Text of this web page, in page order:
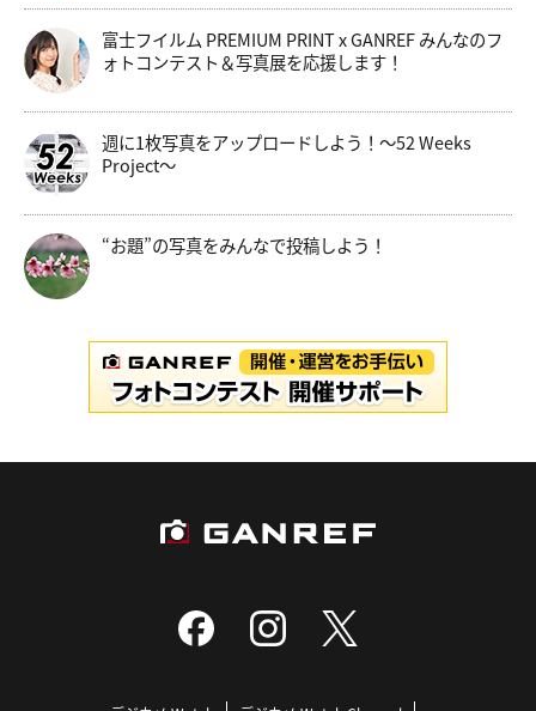
富士フイルム PREMIUM PRINT x GANREF みんなのフ
ォトコンテスト＆写真展を応援します！
週に1枚写真をアップロードしよう！～52 Weeks
Project～
“お題”の写真をみんなで投稿しよう！